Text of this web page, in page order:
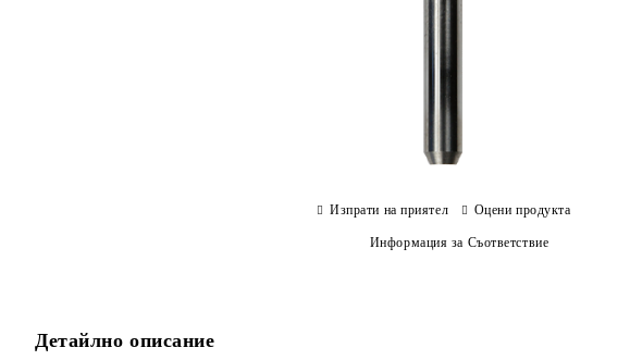
Изпрати на приятел Оцени продукта
Информация за Съответствие
Детайлно описание